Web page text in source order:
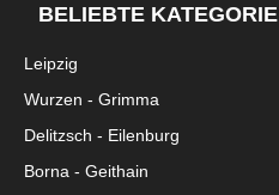
BELIEBTE KATEGORIE
Leipzig
Wurzen - Grimma
Delitzsch - Eilenburg
Borna - Geithain